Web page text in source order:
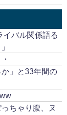
イバル関係語る
」と33年間の
ちゃり腹、ヌ